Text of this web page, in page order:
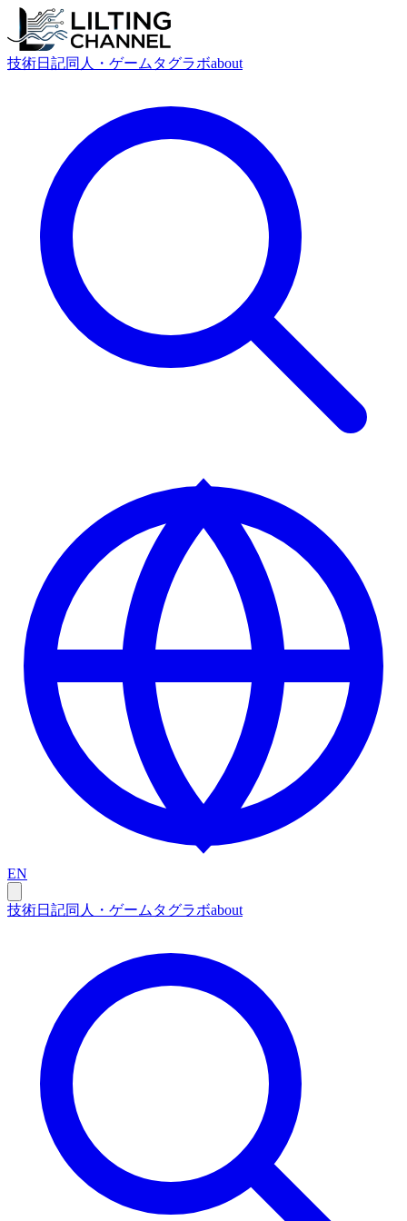
技術日記同人・ゲーム タグラボabout
EN
技術日記同人・ゲーム タグラボabout